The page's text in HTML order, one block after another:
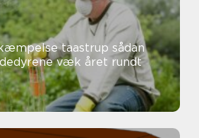
taastrup sådan
væk året rundt